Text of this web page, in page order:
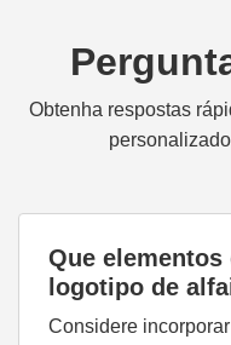
Obtenha respostas
Que
logotipo de
Considere